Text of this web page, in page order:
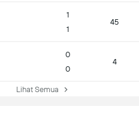
1
1
45
0
0
4
Lihat Semua